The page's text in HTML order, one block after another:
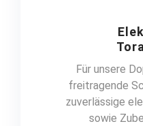
Für unsere
freitragende
zuverlässige
sowie